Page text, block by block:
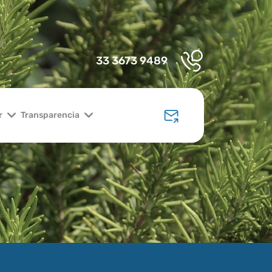
33 3673 9489
Transparencia